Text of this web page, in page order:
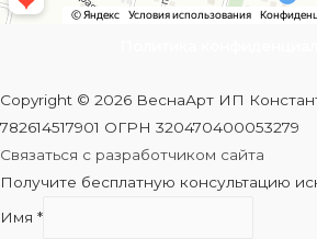
Copyright © 2026 ВеснаАрт ИП
782614517901 ОГРН 320470400053279
Связаться с разработчиком сайта
Получите бесплатную консультацию
Имя *